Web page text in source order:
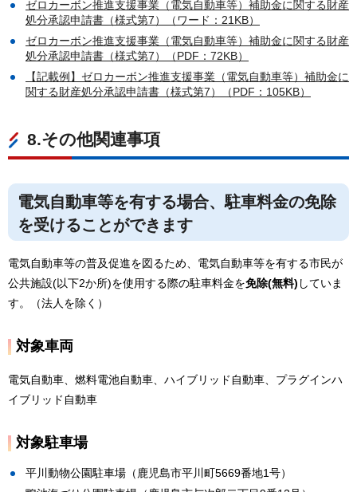
ゼロカーボン推進支援事業（電気自動車等）補助金に関する財産
処分承認申請書（様式第7）（ワード：21KB）
ゼロカーボン推進支援事業（電気自動車等）補助金に関する財産
処分承認申請書（様式第7）（PDF：72KB）
【記載例】ゼロカーボン推進支援事業（電気自動車等）補助金に
関する財産処分承認申請書（様式第7）（PDF：105KB）
8.その他関連事項
電気自動車等を有する場合、駐車料金の免除
を受けることができます
電気自動車等の普及促進を図るため、電気自動車等を有する市民が
公共施設(以下2か所)を使用する際の駐車料金を免除(無料) していま
す。（法人を除く）
対象車両
電気自動車、燃料電池自動車、ハイブリッド自動車、プラグインハ
イブリッド自動車
対象駐車場
平川動物公園駐車場（鹿児島市平川町5669番地1号）